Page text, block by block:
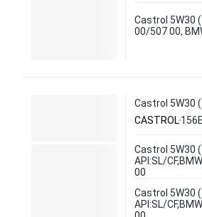
Castrol 5W30
00/507 00,
Castrol 5W30
CASTROL
Castrol 5W30
API:SL/
00
Castrol 5W30
API:SL/